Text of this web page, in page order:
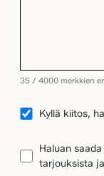
35 / 4000 merkkien
Kyllä kiitos,
UUTISKIRJEEN
TILAUS
Haluan
tarjouksista